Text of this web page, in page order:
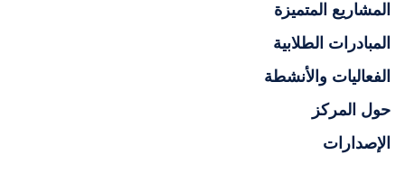
المشاريع المتميزة
المبادرات الطلابية
الفعاليات والأنشطة
حول المركز
الإصدارات